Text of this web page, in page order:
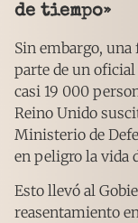
de tiempo»
Sin embargo,
parte de un
casi 19 000
Reino Unido
Ministerio de
en peligro la vida
Esto llevó al
reasentamiento